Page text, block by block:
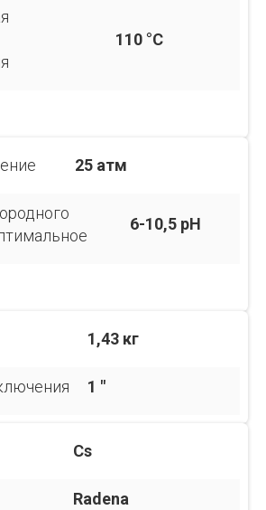
110 °С
25 атм
6-10,5 pH
1,43 кг
1 "
Cs
Radena